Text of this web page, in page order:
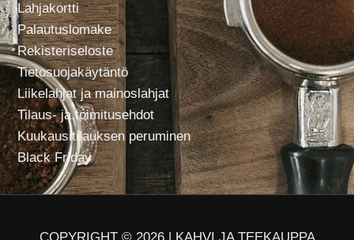
Lahjakortti
Palautuslomake
Rekisteriseloste
Tietosuojakäytäntö
Liikelahjat ja mainoslahjat
Tilaus- ja toimitusehdot
Kuukausitilauksen peruminen
Black Friday